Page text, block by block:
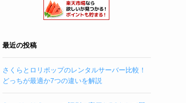
最近の投稿
さくらとロリポップのレンタルサーバー比較！
どっちが最適か7つの違いを解説